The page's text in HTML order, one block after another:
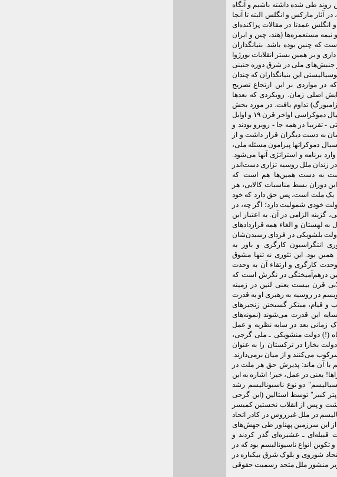
روند طی شده داشته باشیم و آنگاه
آثار مارکس و انگلس البته تا آنجا
عمدتا در مقالات پراکنده‌ای
مستعمره‌ها (هند، چین و ایران
که چنین بوده باشد. بنیانگذاران
و بر همین بستر انقلابات بورژوا
و جنبش‌های ملی در شرق دوره جنینی
این بنیانگذاران که چندان
در مواردی بر این ارتجاع تصریح
اصلی زمان. رویکردی که بعدها
تداوم یافت. در مورد بخش
بزرگی از پیروان این دو بنیانگذار چپ مارکسیستی، وضع اما فرق داشت. سوسیال دموکراسی اواخر قرن ۱۹ و اوایل
- تقریبا در همه جا - روبرو بودند و
به دست دیگران قرار داشت و از
دموکراتها پیرامون مسئله ملی،
برنامه و استراتژی آنها می‌شود.
زندان ملل روسیه تزاری دست‌اندر
به دست همین‌ها هم است که
دوران بسط مناسبات کالایی، هر
یک ملت است، پس حق دارد که خود
خودی شمولیت دارد؛ اگر چه، در
الزامی در آن. به اعتبار این
لهستان و الغاء همه قراردادهای
بلشویکی در فردای رسیدن‌شان
انتگراسیون کارگری و باور به
بود. این تئوری نه تنها مشوق
کارگری و ارتقاء آن به وحدت
درهم‌آمیختگی در نگرش است که
قرن بیست یعنی لنین در زمینه
در روسیه به رهبری او به قدرت
و قیام، مبتکر گسیختن زنجیرهای
این قدرت می‌شوند (نمونه‌های
زمانی بعد در سایه نظریه و عمل
(!) دولت منشویکی ـ ملی گرجی،
بخارا در ترکستان را به عنوان
می‌کنند و از میان برمی‌دارند.
با آن ماند: پذیرش حق هر ملت در
یعنی در عمل، خیر! اشاره به این
دو نوع ناسیونالیسم رشد
کبیر" توسط استالین (این گرجی
و پس از انقلاب نخستین کمیسر
در ملل غیرروس در کادر اتحاد
این سرزمین پهناور طی جهش‌های
ـ عشیره‌ای گذر کردند و
انواع ناسیونالیسم بود که در
شوروی و بلوک شرق بیکباره در
زیر منشور ملل متحد رسمیت حقوقی